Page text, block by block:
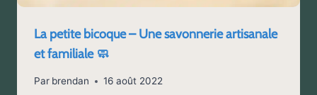
La petite bicoque – Une savonnerie artisanale
et familiale 🧼
Par brendan 16 août 2022